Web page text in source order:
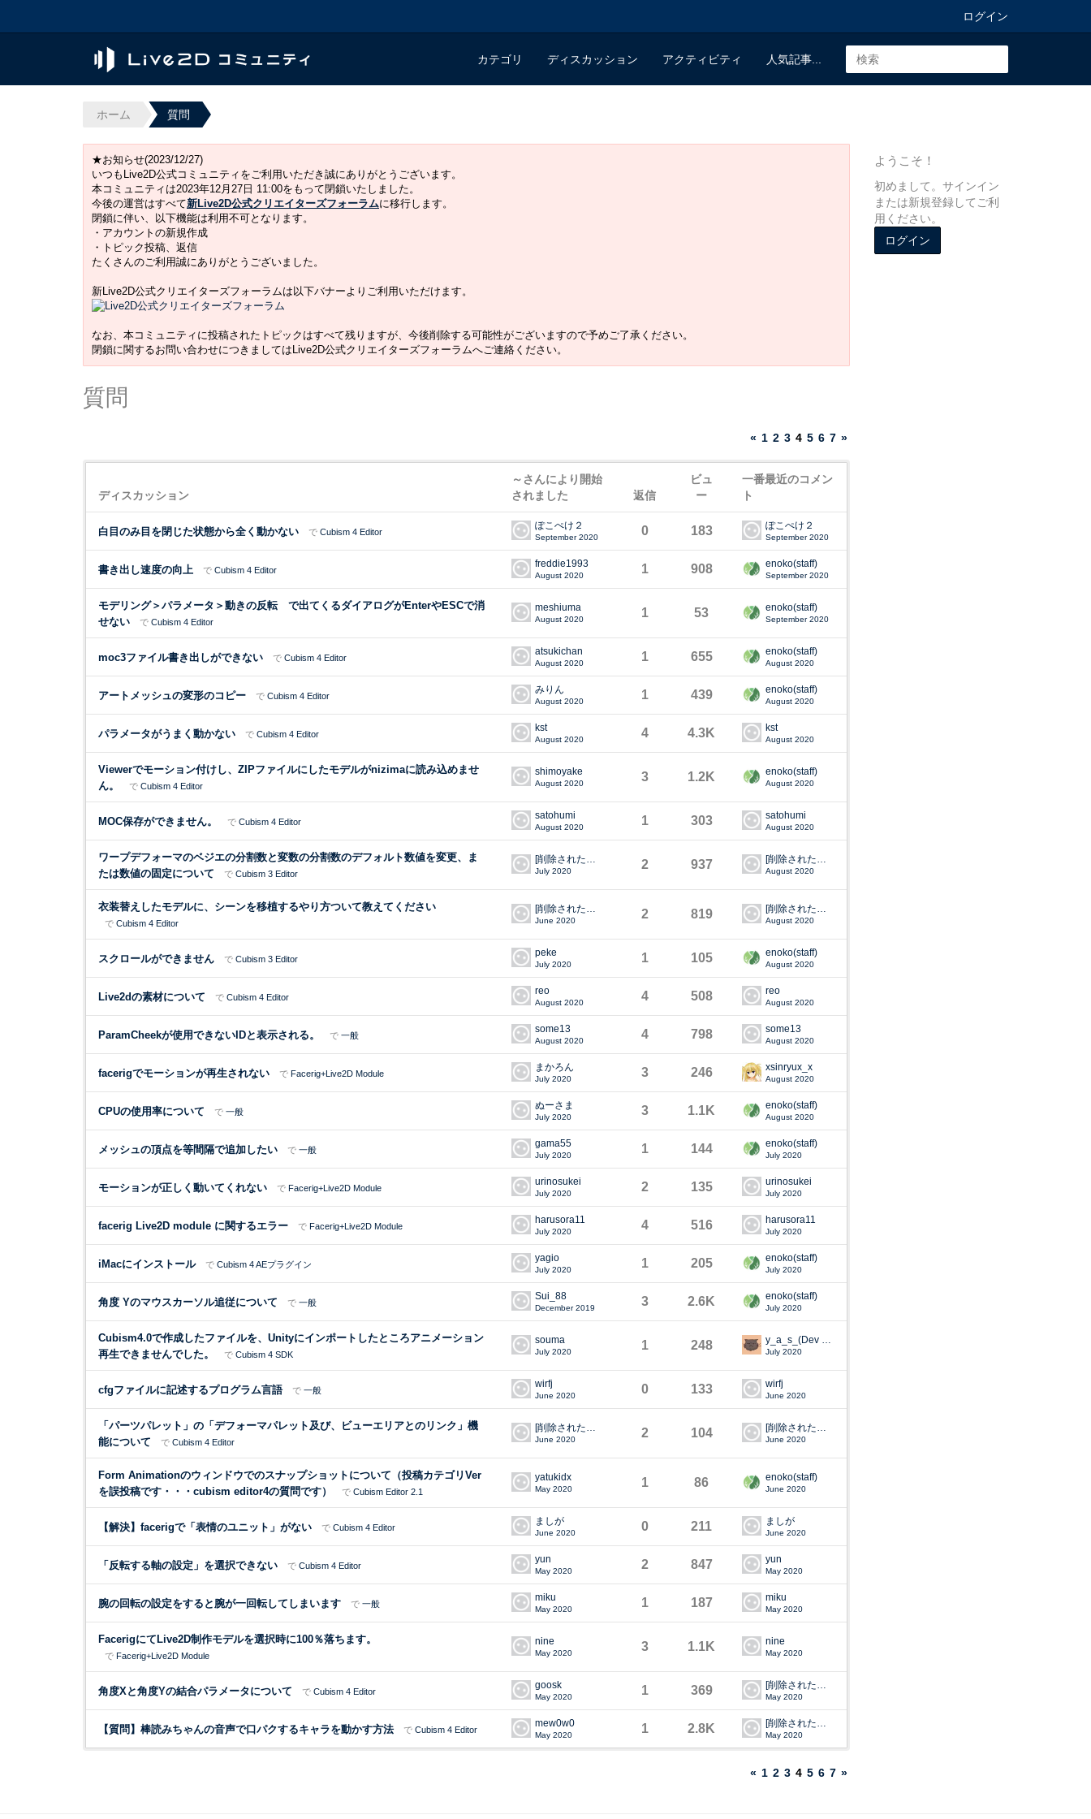
ログイン
カテゴリ ディスカッション アクティビティ 人気記事...
ホーム 質問
★お知らせ(2023/12/27)
いつもLive2D公式コミュニティをご利用いただき誠にありがとうございます。
本コミュニティは2023年12月27日 11:00をもって閉鎖いたしました。
今後の運営はすべて新Live2D公式クリエイターズフォーラムに移行します。
閉鎖に伴い、以下機能は利用不可となります。
・アカウントの新規作成
・トピック投稿、返信
たくさんのご利用誠にありがとうございました。
新Live2D公式クリエイターズフォーラムは以下バナーよりご利用いただけます。
なお、本コミュニティに投稿されたトピックはすべて残りますが、今後削除する可能性がございますので予めご了承ください。
閉鎖に関するお問い合わせにつきましてはLive2D公式クリエイターズフォーラムへご連絡ください。
質問
« 1 2 3 4 5 6 7 »
ス
シ
リ
ス
ト
ディスカッション
～さんにより開始
されました
返信
ビュ
ー
一番最近のコメン
ト
白目のみ目を閉じた状態から全く動かない で Cubism 4 Editor
ぽこぺけ２
September 2020 0 183 ぽこぺけ２
September 2020
書き出し速度の向上 で Cubism 4 Editor
freddie1993
August 2020 1 908 enoko(staff)
September 2020
モデリング＞パラメータ＞動きの反転 で出てくるダイアログがEnterやESCで消
せない
で Cubism 4 Editor
meshiuma
August 2020 1 53 enoko(staff)
September 2020
moc3ファイル書き出しができない で Cubism 4 Editor
atsukichan
August 2020 1 655 enoko(staff)
August 2020
アートメッシュの変形のコピー で Cubism 4 Editor
みりん
August 2020 1 439 enoko(staff)
August 2020
パラメータがうまく動かない で Cubism 4 Editor
kst
August 2020 4 4.3K kst
August 2020
Viewerでモーション付けし、ZIPファイルにしたモデルがnizimaに読み込めませ
ん。
で Cubism 4 Editor
shimoyake
August 2020 3 1.2K enoko(staff)
August 2020
MOC保存ができません。 で Cubism 4 Editor
satohumi
August 2020 1 303 satohumi
August 2020
ワープデフォーマのベジエの分割数と変数の分割数のデフォルト数値を変更、ま
たは数値の固定について
で Cubism 3 Editor July 2020 2 937 August 2020
衣装替えしたモデルに、シーンを移植するやり方ついて教えてください
で Cubism 4 Editor June 2020 2 819 August 2020
スクロールができません で Cubism 3 Editor
peke
July 2020 1 105 enoko(staff)
August 2020
Live2dの素材について で Cubism 4 Editor
reo
August 2020 4 508 reo
August 2020
ParamCheekが使用できないIDと表示される。 で 一般
some13
August 2020 4 798 some13
August 2020
facerigでモーションが再生されない で Facerig+Live2D Module
まかろん
July 2020 3 246 xsinryux_x
August 2020
CPUの使用率について で 一般
ぬーさま
July 2020 3 1.1K enoko(staff)
August 2020
メッシュの頂点を等間隔で追加したい で 一般
gama55
July 2020 1 144 enoko(staff)
July 2020
モーションが正しく動いてくれない で Facerig+Live2D Module
urinosukei
July 2020 2 135 urinosukei
July 2020
facerig Live2D module に関するエラー で Facerig+Live2D Module
harusora11
July 2020 4 516 harusora11
July 2020
iMacにインストール で Cubism 4 AEプラグイン
yagio
July 2020 1 205 enoko(staff)
July 2020
角度 Yのマウスカーソル追従について で 一般
Sui_88
December 2019 3 2.6K enoko(staff)
July 2020
Cubism4.0で作成したファイルを、Unityにインポートしたところアニメーション
再生できませんでした。
で Cubism 4 SDK
souma
July 2020 1 248 July 2020
cfgファイルに記述するプログラム言語 で 一般
wirfj
June 2020 0 133 wirfj
June 2020
「パーツパレット」の「デフォーマパレット及び、ビューエリアとのリンク」機
能について
で Cubism 4 Editor June 2020 2 104 June 2020
Form Animationのウィンドウでのスナップショットについて（投稿カテゴリVer
を誤投稿です・・・cubism editor4の質問です）
で Cubism Editor 2.1
yatukidx
May 2020 1 86 enoko(staff)
June 2020
【解決】facerigで「表情のユニット」がない で Cubism 4 Editor
ましが
June 2020 0 211 ましが
June 2020
「反転する軸の設定」を選択できない で Cubism 4 Editor
yun
May 2020 2 847 yun
May 2020
腕の回転の設定をすると腕が一回転してしまいます で 一般
miku
May 2020 1 187 miku
May 2020
FacerigにてLive2D制作モデルを選択時に100％落ちます。
で Facerig+Live2D Module
nine
May 2020 3 1.1K nine
May 2020
角度Xと角度Yの結合パラメータについて で Cubism 4 Editor
goosk
May 2020 1 369 May 2020
【質問】棒読みちゃんの音声で口パクするキャラを動かす方法 で Cubism 4 Editor
mew0w0
May 2020 1 2.8K May 2020
« 1 2 3 4 5 6 7 »
ようこそ！
初めまして。サインイン
または新規登録してご利
用ください。
ログイン